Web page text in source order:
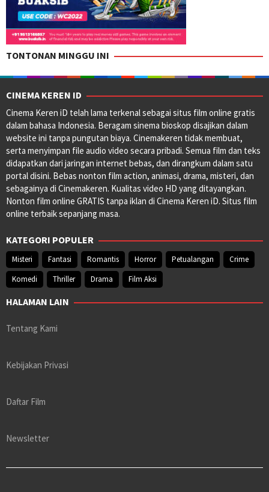
TONTONAN MINGGU INI
CINEMA KEREN ID
Cinema Keren iD telah lama terkenal sebagai situs film online gratis
dalam bahasa Indonesia. Beragam sinema bioskop disajikan dalam
website ini tanpa pungutan biaya. Cinemakeren tidak membuat,
serta menyimpan file audio video secara pribadi. Semua film dan teks
didapatkan dari jaringan internet bebas, dan dirangkum dalam satu
portal disini. Bebas nonton film action, animasi, drama, misteri, dan
sebagainya di Cinemakeren. Kualitas video HD yang ditayangkan.
Nonton film online GRATIS tanpa iklan di Cinema Keren iD. Situs film
online terbaik sepanjang masa.
KATEGORI POPULER
Misteri Fantasi Romantis Horror Petualangan
Crime
Komedi
Thriller Drama Film Aksi
HALAMAN LAIN
Tentang Kami
Kebijakan Privasi
Daftar Film
Newsletter